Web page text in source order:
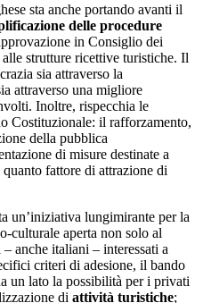
sta anche portando avanti il
delle procedure
in Consiglio dei
strutture ricettive turistiche. Il
sia attraverso la
attraverso una migliore
Inoltre, rispecchia le
Costituzionale: il rafforzamento,
della pubblica
di misure destinate a
fattore di attrazione di
un’iniziativa lungimirante per la
culturale aperta non solo al
anche italiani – interessati a
criteri di adesione, il bando
un lato la possibilità per i privati
di attività turistiche;